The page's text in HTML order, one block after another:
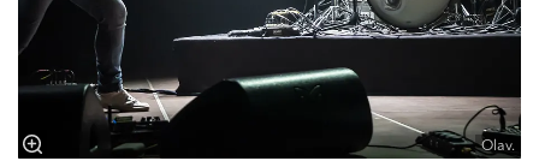
Olav.